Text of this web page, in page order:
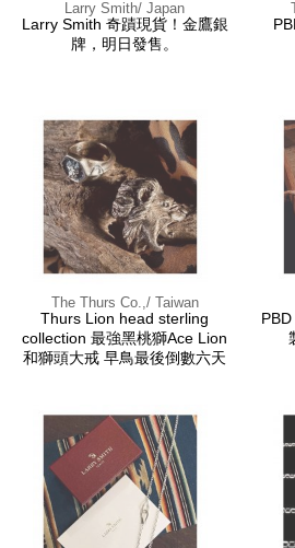
Larry Smith/ Japan
Larry Smith 奇蹟現貨！金鷹銀
牌，明日發售。
The Thurs Co.,/ Taiwan
Thurs Lion head sterling
collection 最強黑桃獅Ace Lion
和獅頭大戒 早鳥最後倒數六天